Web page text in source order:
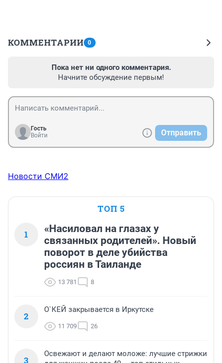
КОММЕНТАРИИ 0
Пока нет ни одного комментария.
Начните обсуждение первым!
Гость
Войти
Отправить
Новости СМИ2
ТОП 5
1
«Насиловал на глазах у
связанных родителей». Новый
поворот в деле убийства
россиян в Таиланде
13 781 8
2
О`КЕЙ закрывается в Иркутске
11 709 26
3
Освежают и делают моложе: лучшие стрижки